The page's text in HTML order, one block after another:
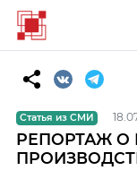
Статья из СМИ
РЕПОРТАЖ О